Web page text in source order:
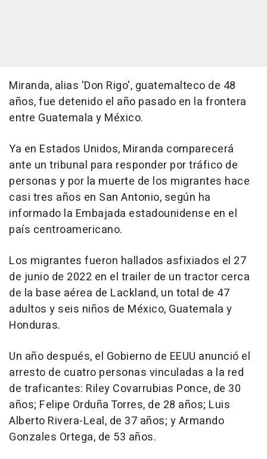
Miranda, alias 'Don Rigo', guatemalteco de 48
años, fue detenido el año pasado en la frontera
entre Guatemala y México.
Ya en Estados Unidos, Miranda comparecerá
ante un tribunal para responder por tráfico de
personas y por la muerte de los migrantes hace
casi tres años en San Antonio, según ha
informado la Embajada estadounidense en el
país centroamericano.
Los migrantes fueron hallados asfixiados el 27
de junio de 2022 en el trailer de un tractor cerca
de la base aérea de Lackland, un total de 47
adultos y seis niños de México, Guatemala y
Honduras.
Un año después, el Gobierno de EEUU anunció el
arresto de cuatro personas vinculadas a la red
de traficantes: Riley Covarrubias Ponce, de 30
años; Felipe Orduña Torres, de 28 años; Luis
Alberto Rivera-Leal, de 37 años; y Armando
Gonzales Ortega, de 53 años.